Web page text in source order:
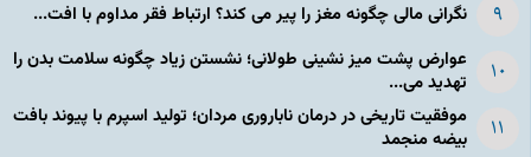
نگرانی مالی چگونه مغز را پیر می کند؟ ارتباط فقر مداوم با افت...
عوارض پشت میز نشینی طولانی؛ نشستن زیاد چگونه سلامت بدن را
تهدید می...
موفقیت تاریخی در درمان ناباروری مردان؛ تولید اسپرم با پیوند بافت
بیضه منجمد